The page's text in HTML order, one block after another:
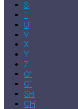
S
T
U
V
X
Y
Z
Oʻ
Gʻ
SH
CH